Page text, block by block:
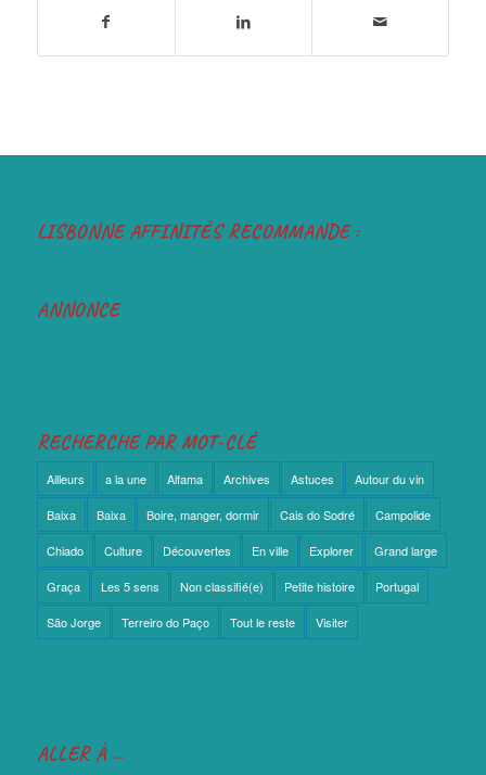
LISBONNE AFFINITÉS RECOMMANDE :
ANNONCE
RECHERCHE PAR MOT-CLÉ
Ailleurs a la une Alfama Archives Astuces Autour du vin
Baixa Baixa Boire, manger, dormir Cais do Sodré Campolide
Chiado Culture Découvertes En ville Explorer Grand large
Graça Les 5 sens Non classifié(e) Petite histoire Portugal
São Jorge Terreiro do Paço Tout le reste Visiter
ALLER À …